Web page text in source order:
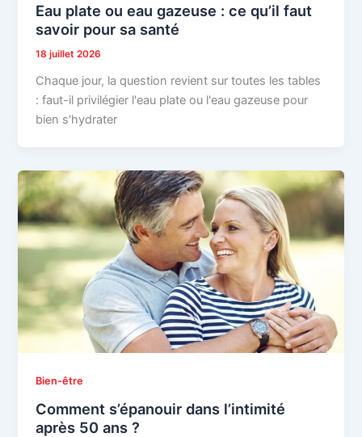
Eau plate ou eau gazeuse : ce qu’il faut
savoir pour sa santé
18 juillet 2026
Chaque jour, la question revient sur toutes les tables
: faut-il privilégier l'eau plate ou l'eau gazeuse pour
bien s'hydrater
Bien-être
Comment s’épanouir dans l’intimité
après 50 ans ?